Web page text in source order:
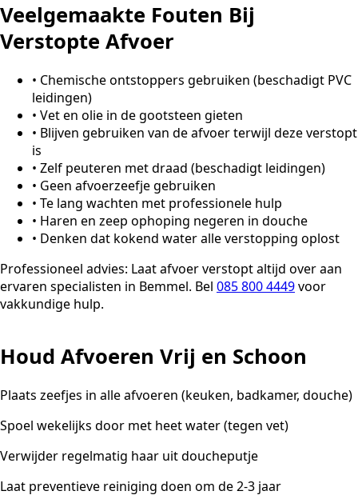
Veelgemaakte Fouten Bij
Verstopte Afvoer
• Chemische ontstoppers gebruiken (beschadigt PVC
leidingen)
• Vet en olie in de gootsteen gieten
• Blijven gebruiken van de afvoer terwijl deze verstopt
is
• Zelf peuteren met draad (beschadigt leidingen)
• Geen afvoerzeefje gebruiken
• Te lang wachten met professionele hulp
• Haren en zeep ophoping negeren in douche
• Denken dat kokend water alle verstopping oplost
Professioneel advies: Laat afvoer verstopt altijd over aan
ervaren specialisten in Bemmel. Bel 085 800 4449voor
vakkundige hulp.
Houd Afvoeren Vrij en Schoon
Plaats zeefjes in alle afvoeren (keuken, badkamer, douche)
Spoel wekelijks door met heet water (tegen vet)
Verwijder regelmatig haar uit doucheputje
Laat preventieve reiniging doen om de 2-3 jaar